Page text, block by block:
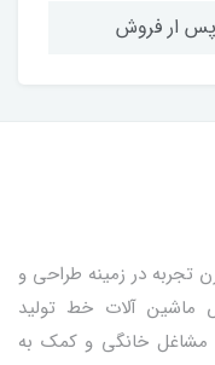
تجربه در زمینه طراحی و
ماشین آلات خط تولید
خانگی و کمک به